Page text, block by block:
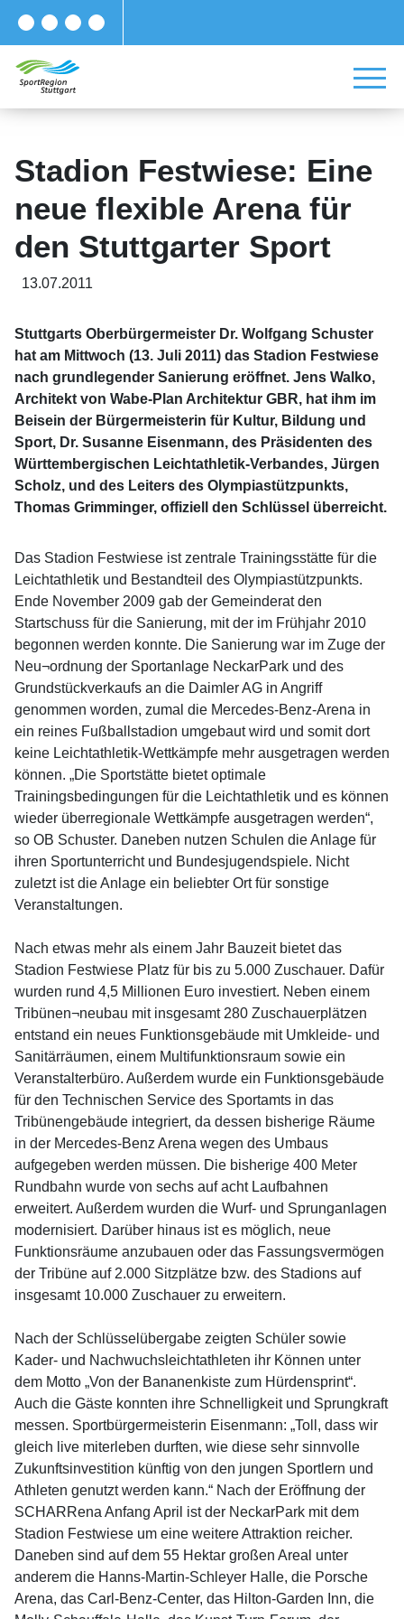
Stadion Festwiese: Eine
neue flexible Arena für
den Stuttgarter Sport
13.07.2011
Stuttgarts Oberbürgermeister Dr. Wolfgang Schuster
hat am Mittwoch (13. Juli 2011) das Stadion Festwiese
nach grundlegender Sanierung eröffnet. Jens Walko,
Architekt von Wabe-Plan Architektur GBR, hat ihm im
Beisein der Bürgermeisterin für Kultur, Bildung und
Sport, Dr. Susanne Eisenmann, des Präsidenten des
Württembergischen Leichtathletik-Verbandes, Jürgen
Scholz, und des Leiters des Olympiastützpunkts,
Thomas Grimminger, offiziell den Schlüssel überreicht.
Das Stadion Festwiese ist zentrale Trainingsstätte für die
Leichtathletik und Bestandteil des Olympiastützpunkts.
Ende November 2009 gab der Gemeinderat den
Startschuss für die Sanierung, mit der im Frühjahr 2010
begonnen werden konnte. Die Sanierung war im Zuge der
Neu¬ordnung der Sportanlage NeckarPark und des
Grundstückverkaufs an die Daimler AG in Angriff
genommen worden, zumal die Mercedes-Benz-Arena in
ein reines Fußballstadion umgebaut wird und somit dort
keine Leichtathletik-Wettkämpfe mehr ausgetragen werden
können. „Die Sportstätte bietet optimale
Trainingsbedingungen für die Leichtathletik und es können
wieder überregionale Wettkämpfe ausgetragen werden“,
so OB Schuster. Daneben nutzen Schulen die Anlage für
ihren Sportunterricht und Bundesjugendspiele. Nicht
zuletzt ist die Anlage ein beliebter Ort für sonstige
Veranstaltungen.
Nach etwas mehr als einem Jahr Bauzeit bietet das
Stadion Festwiese Platz für bis zu 5.000 Zuschauer. Dafür
wurden rund 4,5 Millionen Euro investiert. Neben einem
Tribünen¬neubau mit insgesamt 280 Zuschauerplätzen
entstand ein neues Funktionsgebäude mit Umkleide- und
Sanitärräumen, einem Multifunktionsraum sowie ein
Veranstalterbüro. Außerdem wurde ein Funktionsgebäude
für den Technischen Service des Sportamts in das
Tribünengebäude integriert, da dessen bisherige Räume
in der Mercedes-Benz Arena wegen des Umbaus
aufgegeben werden müssen. Die bisherige 400 Meter
Rundbahn wurde von sechs auf acht Laufbahnen
erweitert. Außerdem wurden die Wurf- und Sprunganlagen
modernisiert. Darüber hinaus ist es möglich, neue
Funktionsräume anzubauen oder das Fassungsvermögen
der Tribüne auf 2.000 Sitzplätze bzw. des Stadions auf
insgesamt 10.000 Zuschauer zu erweitern.
Nach der Schlüsselübergabe zeigten Schüler sowie
Kader- und Nachwuchsleichtathleten ihr Können unter
dem Motto „Von der Bananenkiste zum Hürdensprint“.
Auch die Gäste konnten ihre Schnelligkeit und Sprungkraft
messen. Sportbürgermeisterin Eisenmann: „Toll, dass wir
gleich live miterleben durften, wie diese sehr sinnvolle
Zukunftsinvestition künftig von den jungen Sportlern und
Athleten genutzt werden kann.“ Nach der Eröffnung der
SCHARRena Anfang April ist der NeckarPark mit dem
Stadion Festwiese um eine weitere Attraktion reicher.
Daneben sind auf dem 55 Hektar großen Areal unter
anderem die Hanns-Martin-Schleyer Halle, die Porsche
Arena, das Carl-Benz-Center, das Hilton-Garden Inn, die